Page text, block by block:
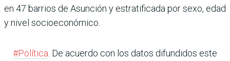
en 47 barrios de Asunción y estratificada por sexo, edad
y nivel socioeconómico.
#Política . De acuerdo con los datos difundidos este